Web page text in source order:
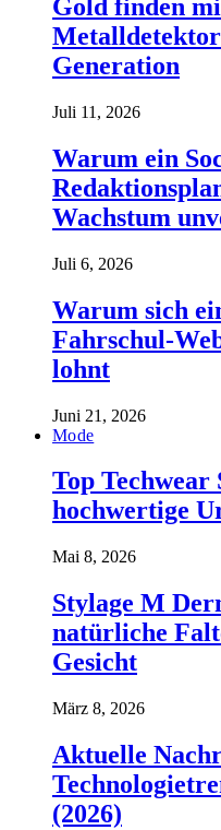
Gold finden
Generation
Juli 11, 2026
Warum ein
Wachstum
Juli 6, 2026
Warum sich
Fahrschul-
lohnt
Juni 21, 2026
Mode
Top Techwear
hochwertige
Mai 8, 2026
Stylage M
natürliche
Gesicht
März 8, 2026
Aktuelle
(2026)